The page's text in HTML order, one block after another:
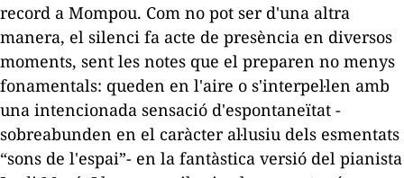
record a Mompou. Com no pot ser d'una altra
manera, el silenci fa acte de presència en diversos
moments, sent les notes que el preparen no menys
fonamentals: queden en l'aire o s'interpel·len amb
una intencionada sensació d'espontaneïtat -
sobreabunden en el caràcter al·lusiu dels esmentats
“sons de l'espai”- en la fantàstica versió del pianista